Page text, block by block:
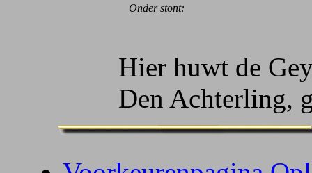
Onder stont:
Hier huwt de
Den Achterling,